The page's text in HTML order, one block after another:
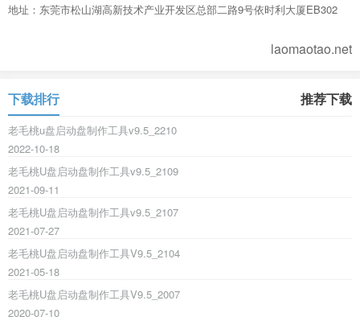
地址：东莞市松山湖高新技术产业开发区总部二路9号依时利大厦EB302
laomaotao.net
下载排行 推荐下载
老毛桃u盘启动盘制作工具v9.5_2210
2022-10-18
老毛桃U盘启动盘制作工具v9.5_2109
2021-09-11
老毛桃U盘启动盘制作工具v9.5_2107
2021-07-27
老毛桃U盘启动盘制作工具V9.5_2104
2021-05-18
老毛桃U盘启动盘制作工具V9.5_2007
2020-07-10